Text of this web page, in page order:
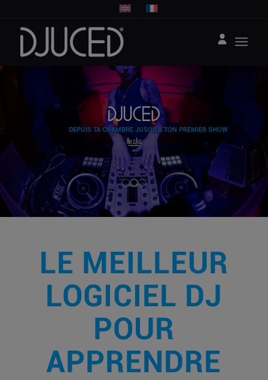
DEPUIS TA CHAMBRE JUSQU'À TON PREMIER SHOW
LE MEILLEUR
LOGICIEL DJ
POUR
APPRENDRE